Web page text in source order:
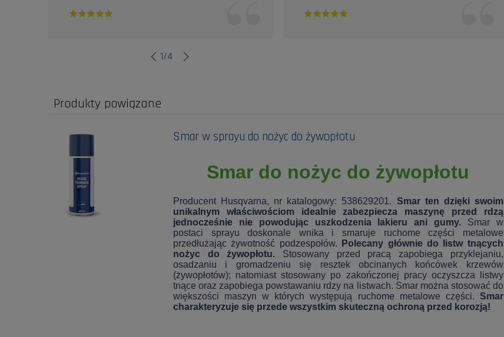
1/4
Produkty powiązane
Smar w sprayu do nożyc do żywopłotu
Smar do nożyc do żywopłotu
Producent Husqvarna, nr katalogowy: 538629201. Smar ten dzięki swoim
unikalnym właściwościom idealnie zabezpiecza maszynę przed rdzą
jednocześnie nie powodując uszkodzenia lakieru ani gumy. Smar w
postaci sprayu doskonale wnika i smaruje ruchome części metalowe
przedłużając żywotność podzespołów.
Polecany głównie do listw tnących
nożyc do żywopłotu. Stosowany przed pracą zapobiega przyklejaniu,
osadzaniu i gromadzeniu się resztek obcinanych końcówek krzewów
(żywopłotów); natomiast stosowany po zakończonej pracy oczyszcza listwy
tnące oraz zapobiega powstawaniu rdzy na listwach. Smar można stosować do
większości maszyn w których występują ruchome metalowe części. Smar
charakteryzuje się przede wszystkim skuteczną ochroną przed korozją!